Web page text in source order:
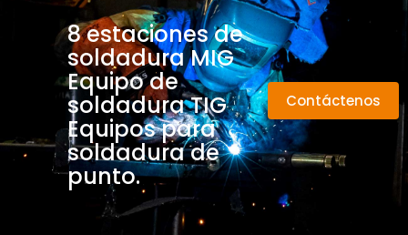
8 estaciones de
soldadura MIG
Equipo de
soldadura TIG
Equipos para
soldadura de
punto.
Contáctenos